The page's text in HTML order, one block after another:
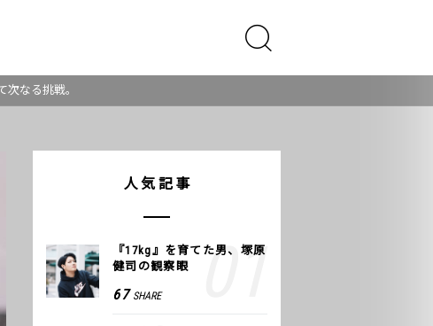
なる挑戦。
人気記事
『17kg』を育てた男、塚原
健司の観察眼
67 SHARE